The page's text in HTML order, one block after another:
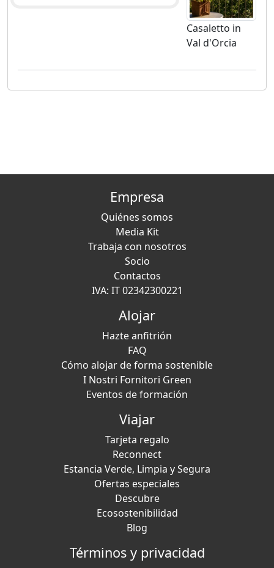
Casaletto in
Val d'Orcia
Empresa
Quiénes somos
Media Kit
Trabaja con nosotros
Socio
Contactos
IVA: IT 02342300221
Alojar
Hazte anfitrión
FAQ
Cómo alojar de forma sostenible
I Nostri Fornitori Green
Eventos de formación
Viajar
Tarjeta regalo
Reconnect
Estancia Verde, Limpia y Segura
Ofertas especiales
Descubre
Ecosostenibilidad
Blog
Términos y privacidad